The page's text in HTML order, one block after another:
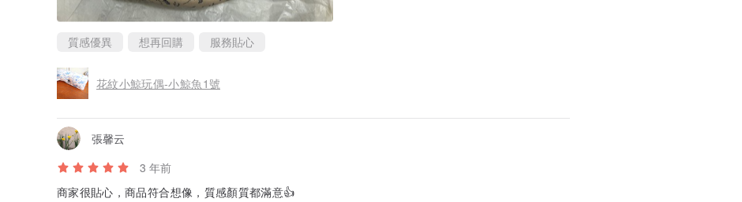
質感優異 想再回購 服務貼心
花紋小鯨玩偶-小鯨魚1號
張馨云
3 年前
商家很貼心，商品符合想像，質感顏質都滿意👍